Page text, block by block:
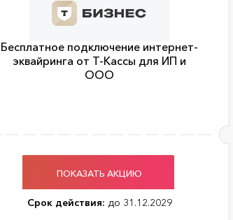
Бесплатное подключение интернет-
эквайринга от Т-Кассы для ИП и
ООО
ПОКАЗАТЬ АКЦИЮ
Срок действия: до 31.12.2029